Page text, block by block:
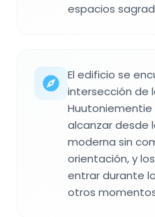
espacios
El edificio se
intersección de
Huutoniementie
alcanzar desde
moderna sin
orientación, y
entrar durante
otros